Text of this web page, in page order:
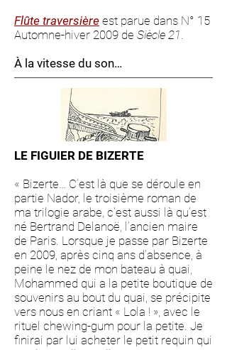
Flûte traversière est parue dans N° 15
Automne-hiver 2009 de Siècle 21.
À la vitesse du son…
LE FIGUIER DE BIZERTE
« Bizerte… C’est là que se déroule en
partie Nador, le troisième roman de
ma trilogie arabe, c’est aussi là qu’est
né Bertrand Delanoë, l’ancien maire
de Paris. Lorsque je passe par Bizerte
en 2009, après cinq ans d’absence, à
peine le nez de mon bateau à quai,
Mohammed qui a la petite boutique de
souvenirs au bout du quai, se précipite
vers nous en criant « Lola ! », avec le
rituel chewing-gum pour la petite. Je
finirai par lui acheter le petit requin qui